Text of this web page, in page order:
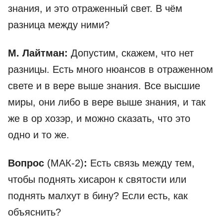
знания, и это отраженный свет. В чём
разница между ними?
М. Лайтман: Допустим, скажем, что нет
разницы. Есть много нюансов в отраженном
свете и в вере выше знания. Все высшие
миры, они либо в вере выше знания, и так
же в ор хозэр, и можно сказать, что это
одно и то же.
Вопрос (МАК-2): Есть связь между тем,
чтобы поднять хисарон к святости или
поднять малхут в бину? Если есть, как
объяснить?